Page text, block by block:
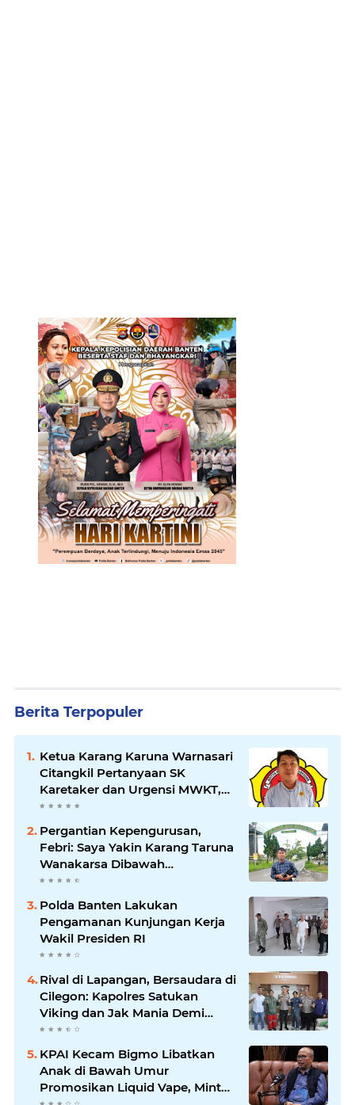
Berita Terpopuler
Ketua Karang Karuna Warnasari
Citangkil Pertanyaan SK
Karetaker dan Urgensi MWKT,
Saat Suasana Berduka
Pergantian Kepengurusan,
Febri: Saya Yakin Karang Taruna
Wanakarsa Dibawah
Kepemimpinan Bung Entus
Polda Banten Lakukan
Pengamanan Kunjungan Kerja
Wakil Presiden RI
Rival di Lapangan, Bersaudara di
Cilegon: Kapolres Satukan
Viking dan Jak Mania Demi
Nobar Damai Piala Presiden
KPAI Kecam Bigmo Libatkan
Anak di Bawah Umur
Promosikan Liquid Vape, Minta